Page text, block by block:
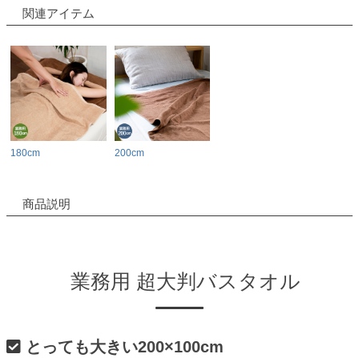
関連アイテム
180cm 200cm
商品説明
業務用 超大判バスタオル
とっても大きい200×100cm